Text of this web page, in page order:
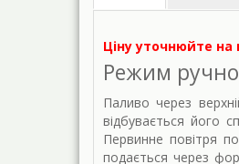
Ціну уточнюйте
Режим
Паливо через
відбувається його
Первинне повітря
подається через